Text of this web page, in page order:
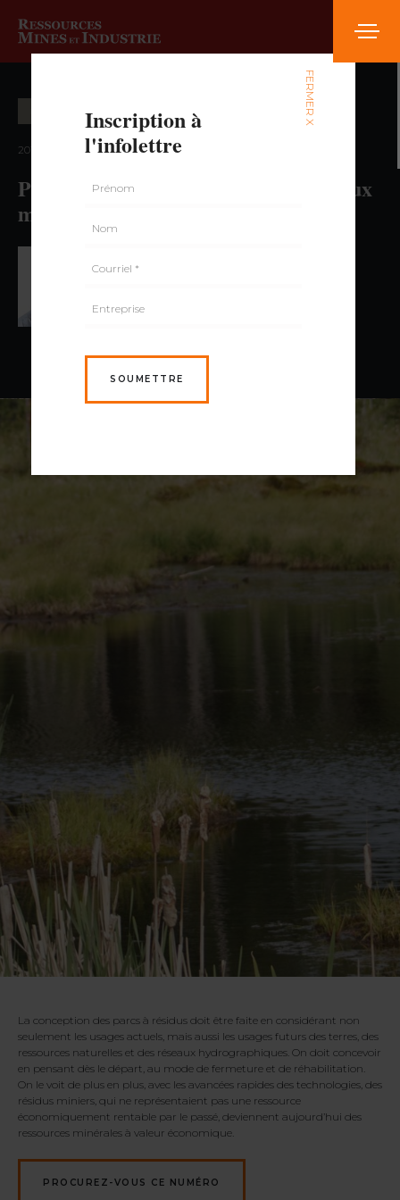
2017 — volume 3, numéro 5
Parcs à résidus : concevoir pour mieux
maîtriser les risques
La conception des parcs à résidus doit être faite en considérant non
seulement les usages actuels, mais aussi les usages futurs des terres, des
ressources naturelles et des réseaux hydrographiques. On doit concevoir
en pensant dès le départ, au mode de fermeture et de réhabilitation.
On le voit de plus en plus, avec les avancées rapides des technologies, des
résidus miniers, qui ne représentaient pas une ressource
économiquement rentable par le passé, deviennent aujourd’hui des
ressources minérales à valeur économique.
PROCUREZ-VOUS CE NUMÉRO
FERMER X
Inscription à
l'infolettre
SOUMETTRE